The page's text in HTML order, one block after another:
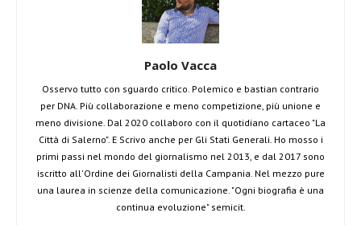
Paolo Vacca
Osservo tutto con sguardo critico. Polemico e bastian contrario
per DNA. Più collaborazione e meno competizione, più unione e
meno divisione. Dal 2020 collaboro con il quotidiano cartaceo "La
Città di Salerno". E Scrivo anche per Gli Stati Generali. Ho mosso i
primi passi nel mondo del giornalismo nel 2013, e dal 2017 sono
iscritto all'Ordine dei Giornalisti della Campania. Nel mezzo pure
una laurea in scienze della comunicazione. "Ogni biografia è una
continua evoluzione" semicit.